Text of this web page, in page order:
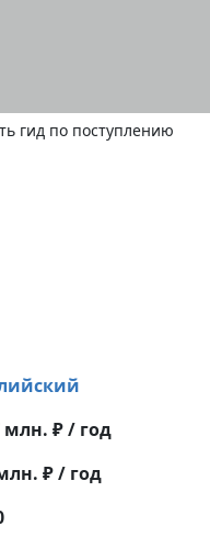
гид по поступлению
млн. ₽ / год
₽ / год